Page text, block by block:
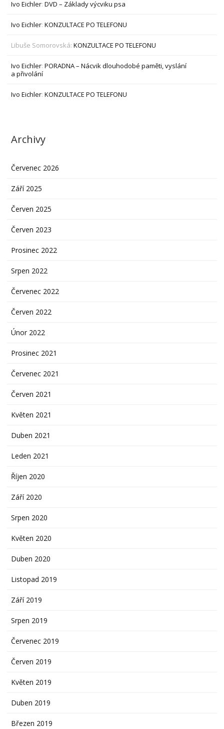
Ivo Eichler:DVD – Základy výcviku psa
Ivo Eichler:KONZULTACE PO TELEFONU
Libuše Somorovská:KONZULTACE PO TELEFONU
Ivo Eichler:PORADNA – Nácvik dlouhodobé paměti, vyslání
a přivolání
Ivo Eichler:KONZULTACE PO TELEFONU
Archivy
Červenec 2026
Září 2025
Červen 2025
Červen 2023
Prosinec 2022
Srpen 2022
Červenec 2022
Červen 2022
Únor 2022
Prosinec 2021
Červenec 2021
Červen 2021
Květen 2021
Duben 2021
Leden 2021
Říjen 2020
Září 2020
Srpen 2020
Květen 2020
Duben 2020
Listopad 2019
Září 2019
Srpen 2019
Červenec 2019
Červen 2019
Květen 2019
Duben 2019
Březen 2019